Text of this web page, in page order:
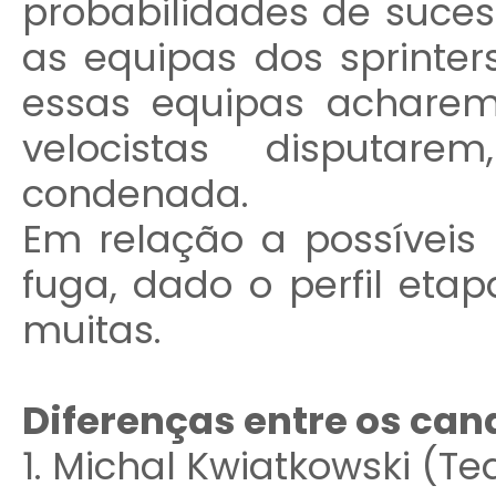
probabilidades de
as equipas dos
essas equipas
velocistas
condenada.
Em relação a
fuga, dado o perfil
muitas.
Diferenças entre os
1. Michal Kwiatkowski